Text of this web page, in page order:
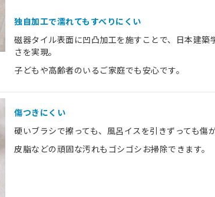
独自加工で濡れてもすべりにくい
磁器タイル表面に凹凸加工を施すことで、日本建築
さを実現。
子どもや高齢者のいるご家庭でも安心です。
傷つきにくい
硬いブラシで擦っても、風呂イスを引きずっても傷
皮脂などの頑固な汚れもゴシゴシお掃除できます。